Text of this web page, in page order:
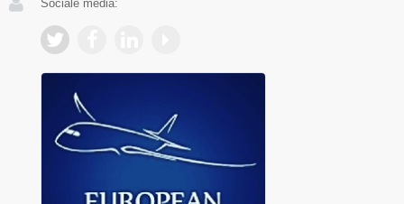
Sociale media: